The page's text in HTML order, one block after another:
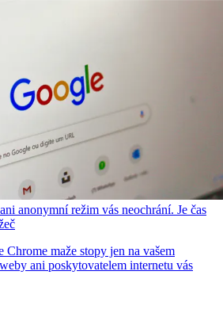
anonymní režim vás neochrání. Je čas
maže stopy jen na vašem
ani poskytovatelem internetu vás